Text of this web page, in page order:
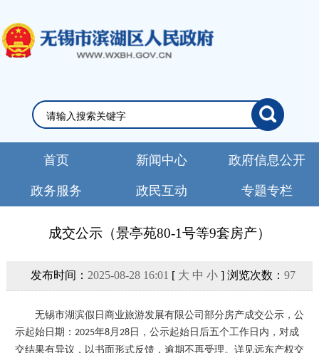
首页 新闻中心 政府信息公开
政务服务 政民互动 专题专栏
成交公示（景亭苑80-1号等9套房产）
发布时间： 2025-08-28 16:01 [ 大 中 小] 浏览次数： 97
无锡市湖滨假日商业旅游发展有限公司 部分房产成交公示，公
示起始日期： 2025年8月 28日，公示起始日后五个工作日内，对成
交结果有异议，以书面形式反馈，逾期不再受理。详见远东产权交